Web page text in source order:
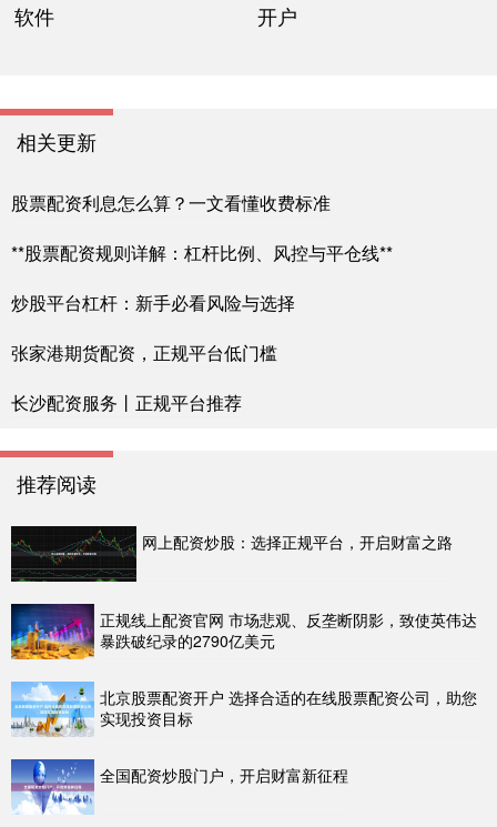
软件 开户
相关更新
股票配资利息怎么算？一文看懂收费标准
**股票配资规则详解：杠杆比例、风控与平仓线**
炒股平台杠杆：新手必看风险与选择
张家港期货配资，正规平台低门槛
长沙配资服务丨正规平台推荐
推荐阅读
网上配资炒股：选择正规平台，开启财富之路
正规线上配资官网 市场悲观、反垄断阴影，致使英伟达
暴跌破纪录的2790亿美元
北京股票配资开户 选择合适的在线股票配资公司，助您
实现投资目标
全国配资炒股门户，开启财富新征程